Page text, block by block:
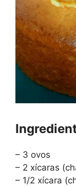
– 3 ovos
– 2 xícaras
– 1/2 xícara